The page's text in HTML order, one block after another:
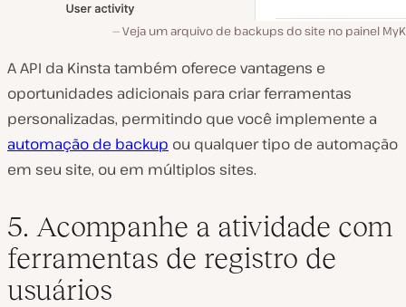
Veja um arquivo de backups do site no painel
A API da Kinsta também oferece vantagens e
oportunidades adicionais para criar ferramentas
personalizadas, permitindo que você implemente a
automação de backup ou qualquer tipo de automação
em seu site, ou em múltiplos sites.
5. Acompanhe a atividade com
ferramentas de registro de
usuários